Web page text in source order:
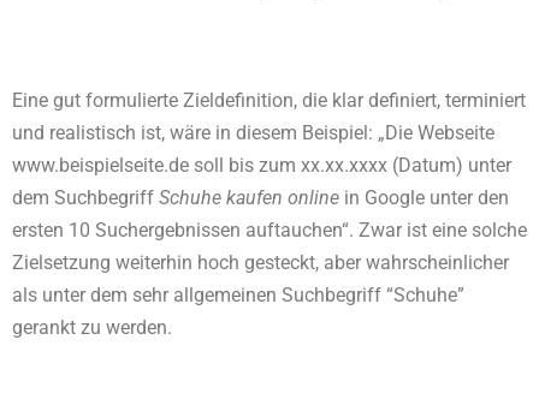
Eine gut formulierte Zieldefinition, die klar definiert, terminiert
und realistisch ist, wäre in diesem Beispiel: „Die Webseite
www.beispielseite.de soll bis zum xx.xx.xxxx (Datum) unter
dem Suchbegriff Schuhe kaufen online in Google unter den
ersten 10 Suchergebnissen auftauchen“. Zwar ist eine solche
Zielsetzung weiterhin hoch gesteckt, aber wahrscheinlicher
als unter dem sehr allgemeinen Suchbegriff “Schuhe”
gerankt zu werden.